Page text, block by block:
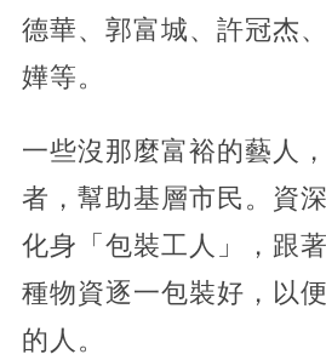
德華、郭富城、許冠杰
嬅等。
一些沒那麼富裕的藝人
者，幫助基層市民。資
化身「包裝工人」，跟
種物資逐一包裝好，以
的人。